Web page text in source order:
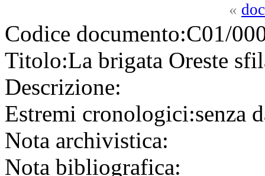
«
Codice documento:C01/
Titolo:La brigata Oreste
Descrizione:
Estremi cronologici:senza
Nota archivistica:
Nota bibliografica: